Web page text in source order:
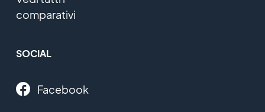
comparativi
SOCIAL
Facebook